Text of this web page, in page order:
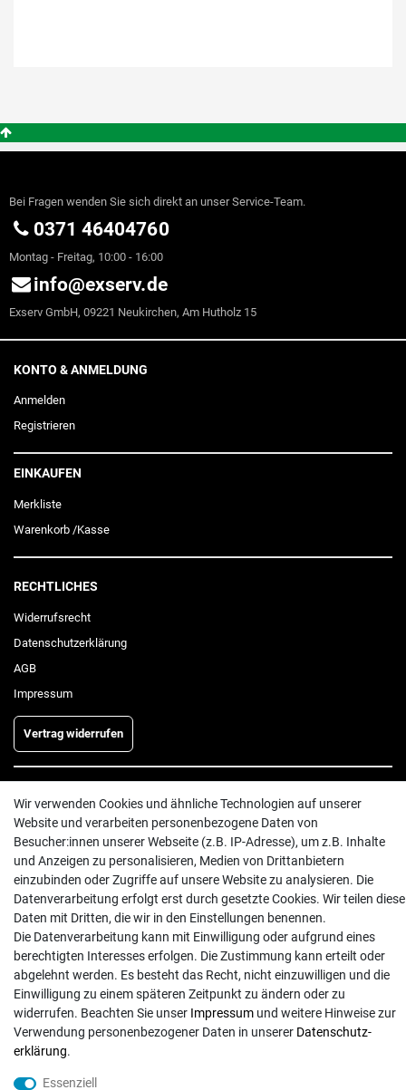
Bei Fragen wenden Sie sich direkt an unser Service-Team.
0371 46404760
Montag - Freitag, 10:00 - 16:00
info@exserv.de
Exserv GmbH, 09221 Neukirchen, Am Hutholz 15
KONTO & ANMELDUNG
Anmelden
Registrieren
EINKAUFEN
Merkliste
Warenkorb /Kasse
RECHTLICHES
Widerrufs­recht
Daten­schutz­erklärung
AGB
Impressum
Vertrag widerrufen
INFORMATIONEN
Batterieentsorgung
Versand
Zahlungsarten
© Copyright 2026 | Alle Rechte vorbehalten. - Exserv | Realisationcolornativ /
Wir verwenden Cookies und ähnliche Technologien auf unserer
Website und verarbeiten personenbezogene Daten von
Besucher:innen unserer Webseite (z.B. IP-Adresse), um z.B. Inhalte
und Anzeigen zu personalisieren, Medien von Drittanbietern
einzubinden oder Zugriffe auf unsere Website zu analysieren. Die
Datenverarbeitung erfolgt erst durch gesetzte Cookies. Wir teilen diese
Daten mit Dritten, die wir in den Einstellungen benennen.
Die Datenverarbeitung kann mit Einwilligung oder aufgrund eines
berechtigten Interesses erfolgen. Die Zustimmung kann erteilt oder
abgelehnt werden. Es besteht das Recht, nicht einzuwilligen und die
Einwilligung zu einem späteren Zeitpunkt zu ändern oder zu
widerrufen. Beachten Sie unser Impressum und weitere Hinweise zur
Verwendung personenbezogener Daten in unserer Daten­schutz­
erklärung.
Essenziell